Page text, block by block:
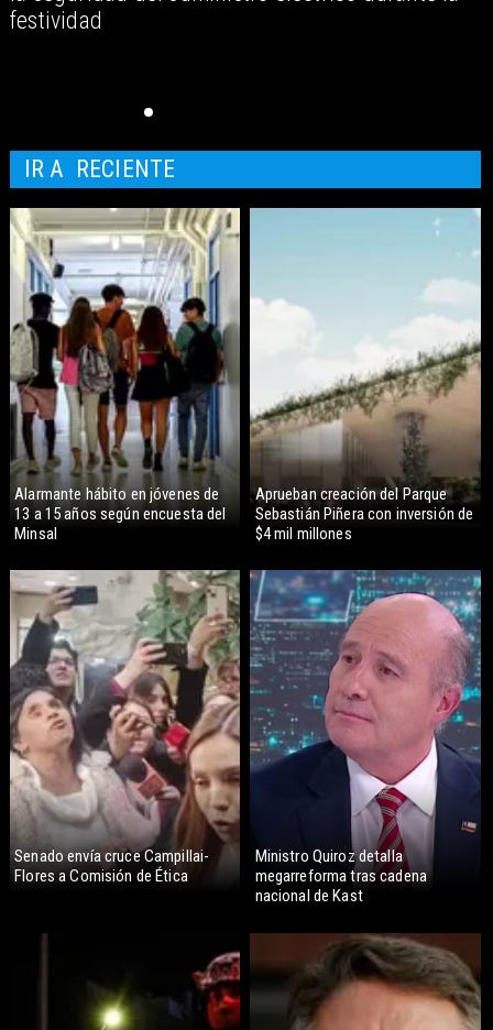
festividad
Alarmante hábito en jóvenes de
13 a 15 años según encuesta del
Minsal
Aprueban creación del Parque
Sebastián Piñera con inversión de
$4 mil millones
Senado envía cruce Campillai-
Flores a Comisión de Ética
Ministro Quiroz detalla
megarreforma tras cadena
nacional de Kast
IR A RECIENTE